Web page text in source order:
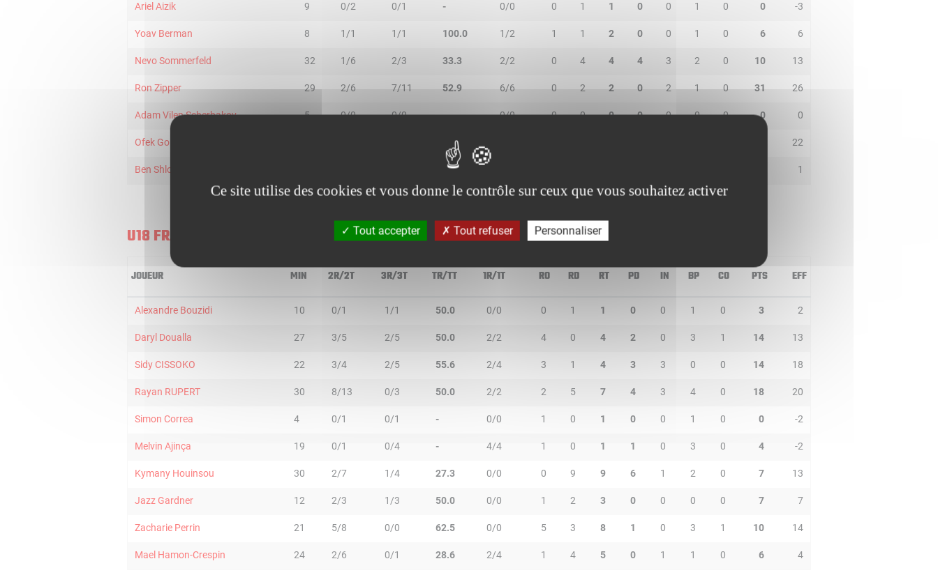
Ariel Aizik 9 0/2 0/1 - 0/0 0 1 1 0 0 1 0 0 -3
Yoav Berman 8 1/1 1/1 100.0 1/2 1 1 2 0 0 1 0 6 6
Nevo Sommerfeld 32 1/6 2/3 33.3 2/2 0 4 4 4 3 2 0 10 13
Ron Zipper 29 2/6 7/11 52.9 6/6 0 2 2 0 2 1 0 31 26
Adam Vilen Scherbakov 5 0/0 0/0 - 0/0 0 0 0 0 0 0 0 0 0
Ofek Gol 75.0 22
Ben Shlomo Maman 50.0 1
U18 FRANCE
JOUEUR MIN 2R/2T 3R/3T TR/TT 1R/1T RO RD RT PD IN BP CO PTS EFF
Alexandre Bouzidi 10 0/1 1/1 50.0 0/0 0 1 1 0 0 1 0 3 2
Daryl Doualla 27 3/5 2/5 50.0 2/2 4 0 4 2 0 3 1 14 13
Sidy CISSOKO 22 3/4 2/5 55.6 2/4 3 1 4 3 3 0 0 14 18
Rayan RUPERT 30 8/13 0/3 50.0 2/2 2 5 7 4 3 4 0 18 20
Simon Correa 4 0/1 0/1 - 0/0 1 0 1 0 0 1 0 0 -2
Melvin Ajinça 19 0/1 0/4 - 4/4 1 0 1 1 0 3 0 4 -2
Kymany Houinsou 30 2/7 1/4 27.3 0/0 0 9 9 6 1 2 0 7 13
Jazz Gardner 12 2/3 1/3 50.0 0/0 1 2 3 0 0 0 0 7 7
Zacharie Perrin 21 5/8 0/0 62.5 0/0 5 3 8 1 0 3 1 10 14
Mael Hamon-Crespin 24 2/6 0/1 28.6 2/4 1 4 5 0 1 1 0 6 4
Ce site utilise des cookies et vous donne le contrôle sur ceux que vous souhaitez activer
Tout accepter Tout refuser Personnaliser